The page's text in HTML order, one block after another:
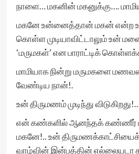
நாளை… மகனின் மகனுக்கு….
மகனே உன்னைத்தான் மகன் என்ற
கொள்ள முடியாவிட்டாலும் உன்
‘மருமகள்’ என பாராட்டிக்
மாமியாக நின்று மருமகளை
வேண்டிய நான்!.
உன் திருமணம் முடிந்து
என் கண்களில் ஆனந்தக் கண்ணீர்
மகனே!.. உன்
வாழ்வின் இன்பத்தின்